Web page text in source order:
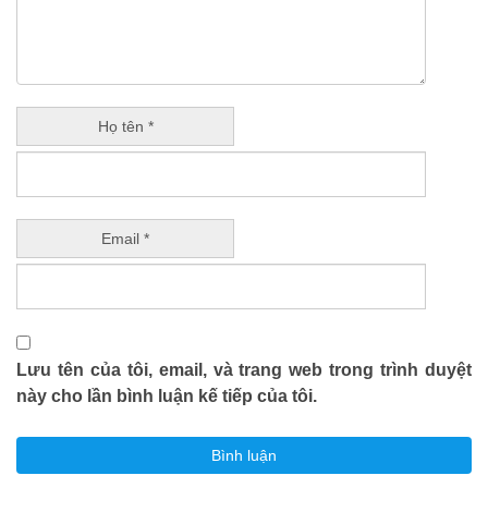
Họ tên *
Email *
Lưu tên của tôi, email, và trang web trong trình duyệt
này cho lần bình luận kế tiếp của tôi.